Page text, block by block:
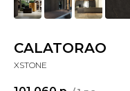
CALATORAO
XSTONE